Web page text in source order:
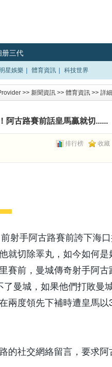
册三代
星娛樂 體育資訊 科技世界
>> 新聞資訊 >> 體育資訊 >> 詳
阿古路賽前話皇馬贏就切......
排行榜 收藏
射手阿古路賽前誇下海
就切除睪丸，如今如何
賽前，曼城傳奇射手阿
曼城，如果他們打敗曼
兩度領先下補時遭皇馬
社交網絡留言，要求阿